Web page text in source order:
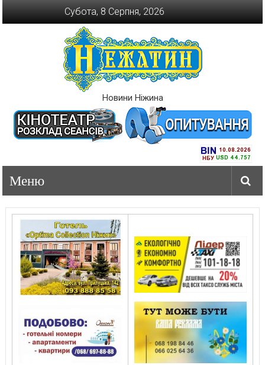
Субота, 8 Серпня, 2026
Новини Ніжина